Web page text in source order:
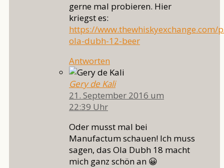
gerne mal probieren. Hier
kriegst es:
https://www.thewhiskyexchange.com/
ola-dubh-12-beer
Antworten
Gery de Kali
21. September 2016 um
22:39 Uhr
Oder musst mal bei
Manufactum schauen! Ich muss
sagen, das Ola Dubh 18 macht
mich ganz schön an 😀